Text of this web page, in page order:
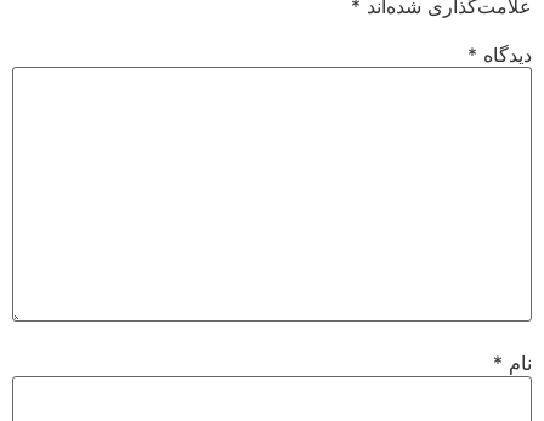
علامت‌گذاری شده‌اند *
دیدگاه *
نام *